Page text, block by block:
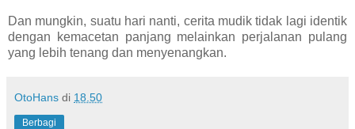
Dan mungkin, suatu hari nanti, cerita mudik tidak lagi identik
dengan kemacetan panjang melainkan perjalanan pulang
yang lebih tenang dan menyenangkan.
OtoHans di 18.50
Berbagi